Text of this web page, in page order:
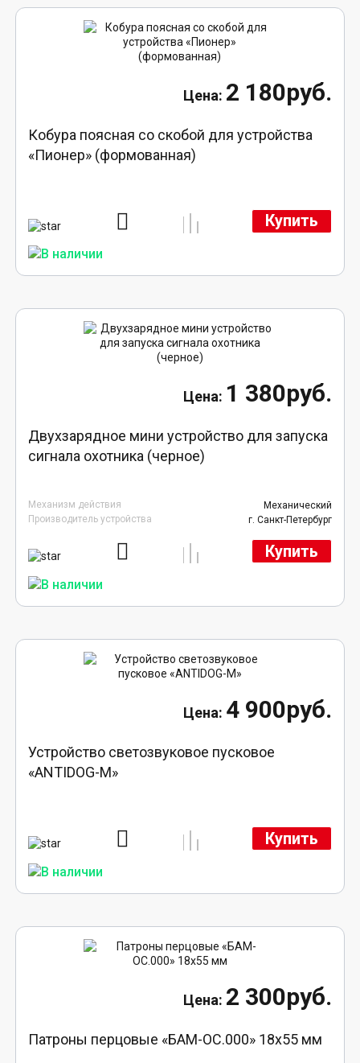
2 180руб.
Кобура поясная со скобой для устройства
«Пионер» (формованная)
Купить
1 380руб.
Двухзарядное мини устройство для запуска
сигнала охотника (черное)
Механизм действия
Механический
Производитель устройства
г. Санкт-Петербург
Купить
4 900руб.
Устройство светозвуковое пусковое
«ANTIDOG-M»
Купить
2 300руб.
Патроны перцовые «БАМ-ОС.000» 18х55 мм